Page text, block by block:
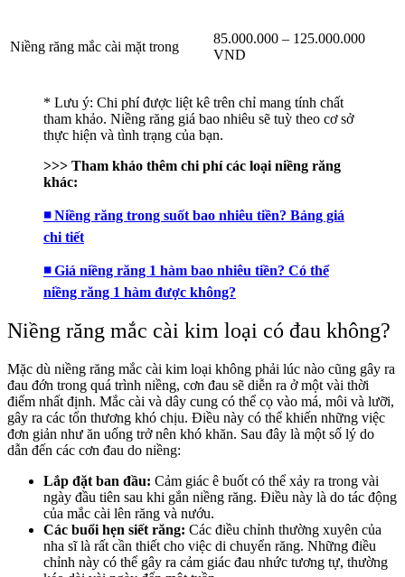
Niềng răng mắc cài mặt trong
85.000.000 – 125.000.000
VND
* Lưu ý: Chi phí được liệt kê trên chỉ mang tính chất
tham khảo. Niềng răng giá bao nhiêu sẽ tuỳ theo cơ sở
thực hiện và tình trạng của bạn.
>>> Tham khảo thêm chi phí các loại niềng răng
khác:
◾ Niềng răng trong suốt bao nhiêu tiền? Bảng giá
chi tiết
◾ Giá niềng răng 1 hàm bao nhiêu tiền? Có thể
niềng răng 1 hàm được không?
Niềng răng mắc cài kim loại có đau không?
Mặc dù niềng răng mắc cài kim loại không phải lúc nào cũng gây ra
đau đớn trong quá trình niềng, cơn đau sẽ diễn ra ở một vài thời
điểm nhất định. Mắc cài và dây cung có thể cọ vào má, môi và lưỡi,
gây ra các tổn thương khó chịu. Điều này có thể khiến những việc
đơn giản như ăn uống trở nên khó khăn. Sau đây là một số lý do
dẫn đến các cơn đau do niềng:
Lắp đặt ban đầu: Cảm giác ê buốt có thể xảy ra trong vài
ngày đầu tiên sau khi gắn niềng răng. Điều này là do tác động
của mắc cài lên răng và nướu.
Các buổi hẹn siết răng: Các điều chỉnh thường xuyên của
nha sĩ là rất cần thiết cho việc di chuyển răng. Những điều
chỉnh này có thể gây ra cảm giác đau nhức tương tự, thường